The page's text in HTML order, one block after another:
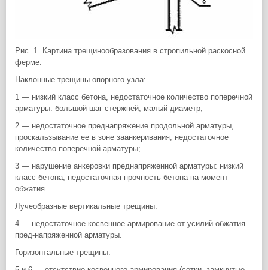
Рис. 1. Картина трещинообразования в стропильной раскосной
ферме.
Наклонные трещины опорного узла:
1 — низкий класс бетона, недостаточное количество поперечной
арматуры: большой шаг стержней, малый диаметр;
2 — недостаточное преднапряжение продольной арматуры,
проскальзывание ее в зоне заанкеривания, недостаточное
количество поперечной арматуры;
3 — нарушение анкеровки преднапряженной арматуры: низкий
класс бетона, недостаточная прочность бетона на момент
обжатия.
Лучеобразные вертикальные трещины:
4 — недостаточное косвенное армирование от усилий обжатия
пред-напряженной арматуры.
Горизонтальные трещины: